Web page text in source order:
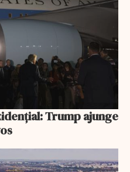
Trump ajunge